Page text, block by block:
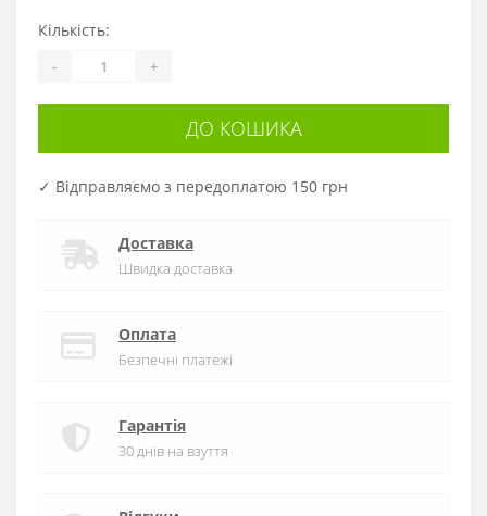
Кількість:
- +
ДО КОШИКА
✓ Відправляємо з передоплатою 150 грн
Доставка
Швидка доставка
Оплата
Безпечні платежі
Гарантія
30 днів на взуття